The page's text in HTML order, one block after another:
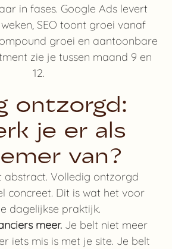
in fases. Google Ads levert
SEO toont groei vanaf
groei en aantoonbare
zie je tussen maand 9 en
12.
ontzorgd:
je er als
van?
abstract. Volledig ontzorgd
concreet. Dit is wat het voor
dagelijkse praktijk.
meer. Je belt niet meer
iets mis is met je site. Je belt